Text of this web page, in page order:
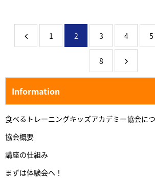
1 2 3 4 5
8
Information
食べるトレーニングキッズアカデミー協会に
協会概要
講座の仕組み
まずは体験会へ！